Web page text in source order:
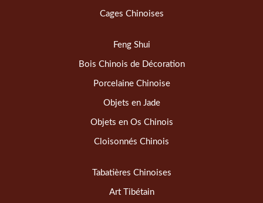
Cages Chinoises
Feng Shui
Bois Chinois de Décoration
Porcelaine Chinoise
Objets en Jade
Objets en Os Chinois
Cloisonnés Chinois
Tabatières Chinoises
Art Tibétain